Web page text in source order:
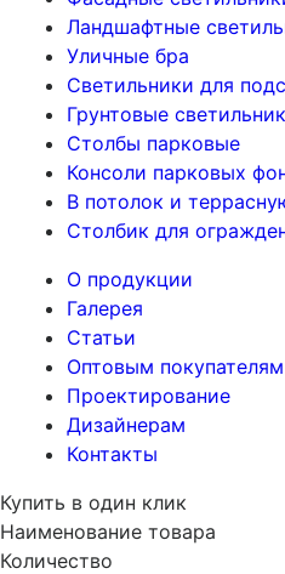
Ландшафтные
Уличные бра
Светильники для
Грунтовые
Столбы парковые
Консоли парковых
В потолок и
Столбик для
О продукции
Галерея
Статьи
Оптовым покупателям
Проектирование
Дизайнерам
Контакты
Купить в один клик
Наименование товара
Количество